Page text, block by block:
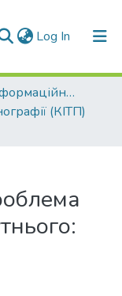
Log In (current)
Факультет інформаційних технологій та електроніки
(КІТП)